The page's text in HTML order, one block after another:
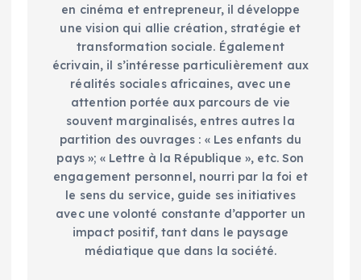
en cinéma et entrepreneur, il développe
une vision qui allie création, stratégie et
transformation sociale. Également
écrivain, il s’intéresse particulièrement aux
réalités sociales africaines, avec une
attention portée aux parcours de vie
souvent marginalisés, entres autres la
partition des ouvrages : « Les enfants du
pays »; « Lettre à la République », etc. Son
engagement personnel, nourri par la foi et
le sens du service, guide ses initiatives
avec une volonté constante d’apporter un
impact positif, tant dans le paysage
médiatique que dans la société.